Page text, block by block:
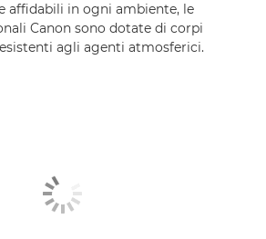
affidabili in ogni ambiente, le
Canon sono dotate di corpi
agli agenti atmosferici.